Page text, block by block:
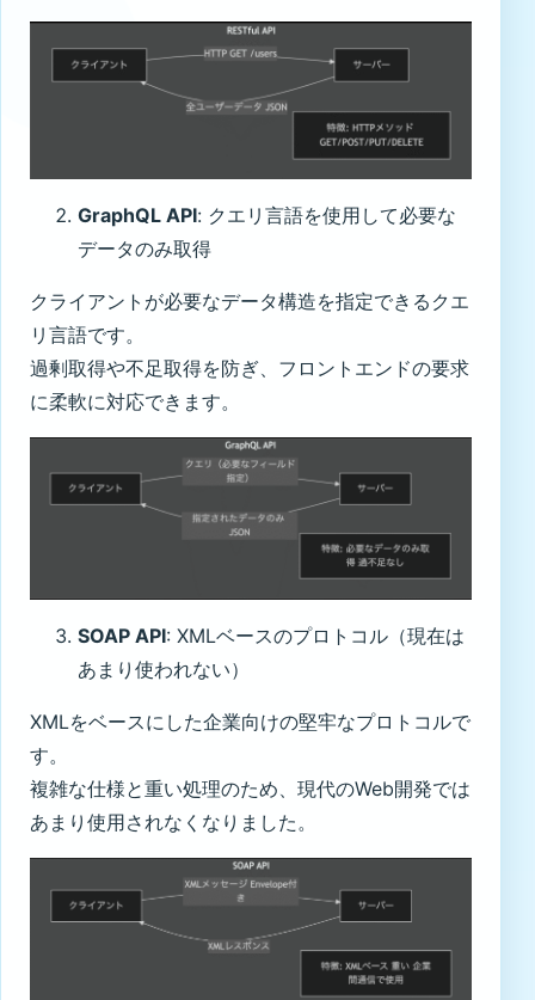
GraphQL API: クエリ言語を使用して必要な
データのみ取得
クライアントが必要なデータ構造を指定できるクエ
リ言語です。
過剰取得や不足取得を防ぎ、フロントエンドの要求
に柔軟に対応できます。
SOAP API: XMLベースのプロトコル（現在は
あまり使われない）
XMLをベースにした企業向けの堅牢なプロトコルで
す。
複雑な仕様と重い処理のため、現代のWeb開発では
あまり使用されなくなりました。